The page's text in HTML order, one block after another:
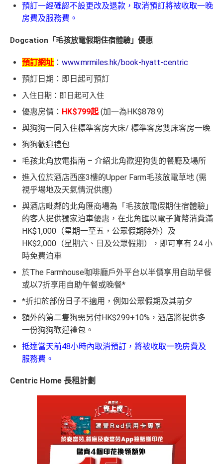
預訂一經確認不設更改及退款，取消預訂將被收取一晚
房費及服務費。
Dogcation「毛孩放電假期住宿體驗」優惠
預訂網址 ： www.mrmiles.hk/book-hyatt-centric
預訂日期：即日起可預訂
入住日期：即日起可入住
優惠房價： HK$799起(加一為HK$878.9)
與狗狗一同入住標準客房大床/ 標準客房雙床客房一晚
狗狗歡迎禮包
毛孩北角放電指南 – 介紹北角歡迎狗隻的餐廳及場所
進入位於酒店西座3樓的Upper Farm毛孩放電草地 (需
視乎場地及天氣情況供應)
與酒店毗鄰的北角匯商場為「毛孩放電假期住宿體驗」
的客人提供獨家泊車優惠，在北角匯以電子貨幣消費滿
HK$1,000（星期一至五，公眾假期除外）及
HK$2,000（星期六、日及公眾假期），即可享有 24 小
時免費泊車
於The Farmhouse咖啡廳戶外平台以半價享用自助早餐
或以7折享用自助午餐或晚餐*
*折扣於部份日子不適用，例如公眾假期及其前夕
額外的第二隻狗需另付HK$299+10%，酒店將提供多
一份狗狗歡迎禮包。
抵達當天前48小時內取消預訂，將被收取一晚房費及
服務費。
Centric Home 長租計劃